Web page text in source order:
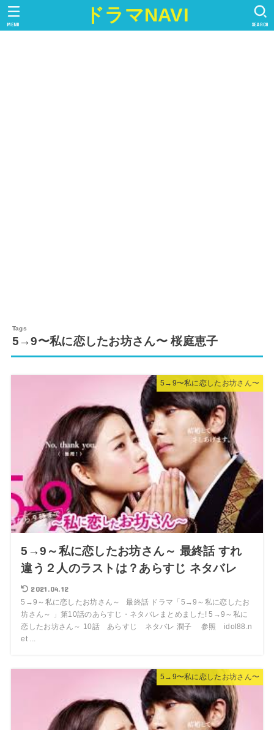
ドラマNAVI SEARCH
MENU
5→9〜私に恋したお坊さん〜 桜庭恵子
5→9〜私に恋したお坊さん〜
5→9～私に恋したお坊さん～ 最終話 すれ
違う２人のラストは？あらすじ ネタバレ
2021.04.12
5→9～私に恋したお坊さん～ 最終話 ドラマ「5→9～私に恋したお
坊さん～ 」第10話のあらすじ・ネタバレまとめました! 5→9～私に
恋したお坊さん～ 10話 あらすじ ネタバレ 潤子 参照 idol88.n
et ...
5→9〜私に恋したお坊さん〜